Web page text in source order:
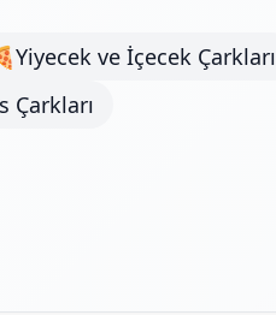
Yiyecek ve İçecek Çarkları
Çarkları